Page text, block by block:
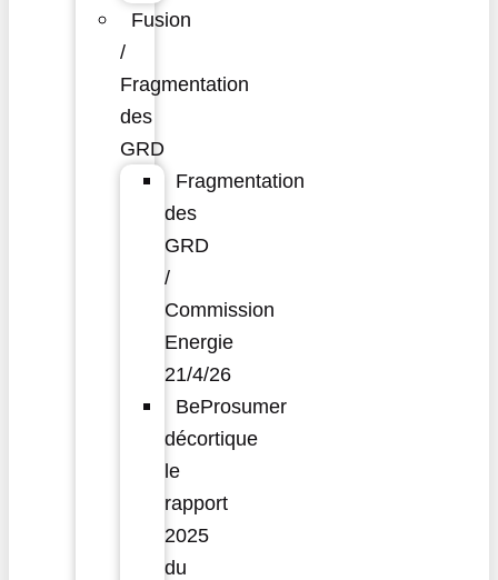
Fusion
/
Fragmentation
des
GRD
Fragmentation
des
GRD
/
Commission
Energie
21/4/26
BeProsumer
décortique
le
rapport
2025
du